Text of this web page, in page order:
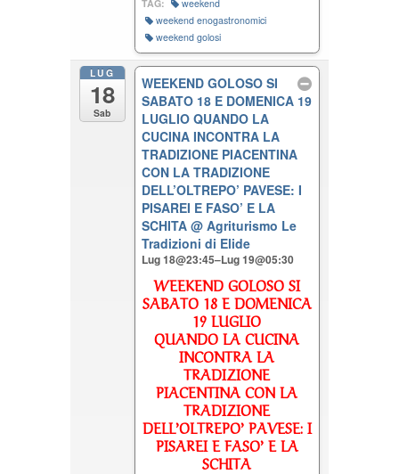
TAG:
weekend
weekend enogastronomici
weekend golosi
LUG
18
Sab
WEEKEND GOLOSO SI
SABATO 18 E DOMENICA 19
LUGLIO QUANDO LA
CUCINA INCONTRA LA
TRADIZIONE PIACENTINA
CON LA TRADIZIONE
DELL’OLTREPO’ PAVESE: I
PISAREI E FASO’ E LA
SCHITA@ Agriturismo Le
Tradizioni di Elide
Lug 18@23:45–Lug 19@05:30
WEEKEND GOLOSO SI
SABATO 18 E DOMENICA
19 LUGLIO
QUANDO LA CUCINA
INCONTRA LA
TRADIZIONE
PIACENTINA CON LA
TRADIZIONE
DELL’OLTREPO’ PAVESE: I
PISAREI E FASO’ E LA
SCHITA